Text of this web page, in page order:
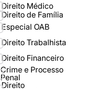
Direito Médico
Direito de Família
Especial OAB
Direito Trabalhista
Direito Financeiro
Crime e Processo
Penal
Direito